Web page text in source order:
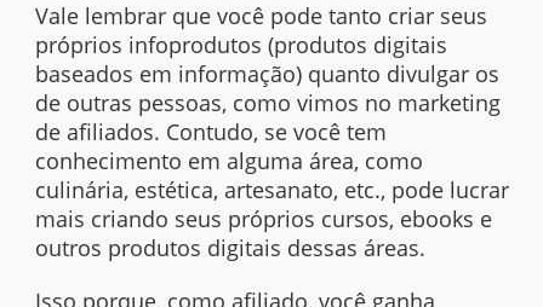
Vale lembrar que você pode tanto criar seus
próprios infoprodutos (produtos digitais
baseados em informação) quanto divulgar os
de outras pessoas, como vimos no marketing
de afiliados. Contudo, se você tem
conhecimento em alguma área, como
culinária, estética, artesanato, etc., pode lucrar
mais criando seus próprios cursos, ebooks e
outros produtos digitais dessas áreas.
Isso porque, como afiliado, você ganha